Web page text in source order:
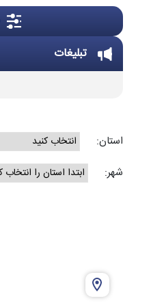
تبلیغات
استان:
شهر: